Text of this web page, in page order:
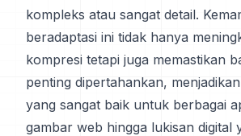
kompleks atau sangat detail.
beradaptasi ini tidak hanya
kompresi tetapi juga memastikan
penting dipertahankan,
yang sangat baik untuk berbagai
gambar web hingga lukisan digital